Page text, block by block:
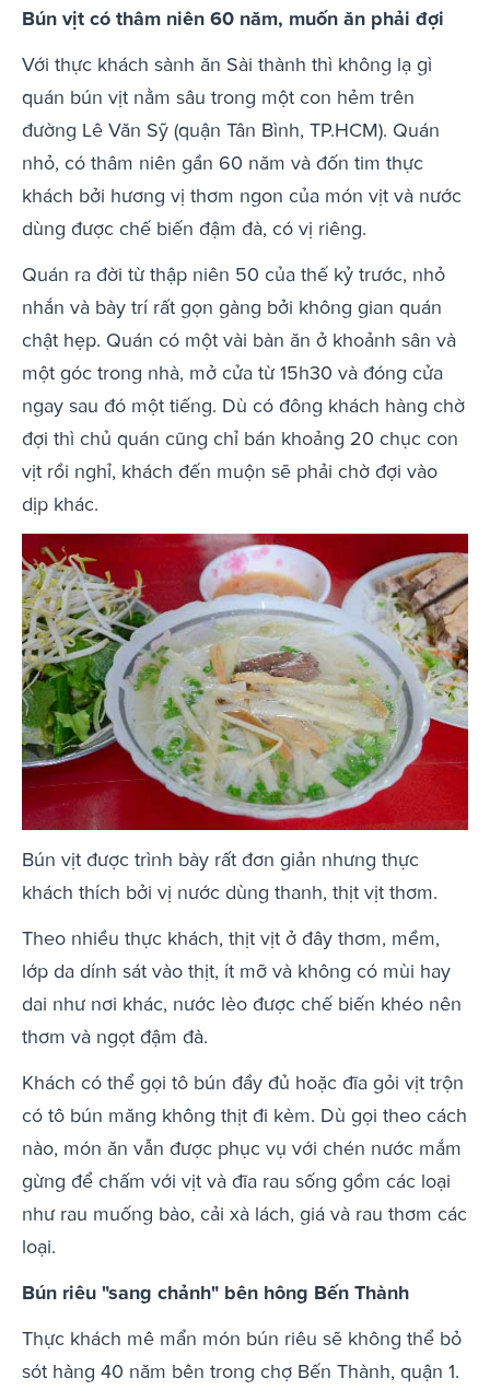
Bún vịt có thâm niên 60 năm, muốn ăn phải đợi
Với thực khách sành ăn Sài thành thì không lạ gì
quán bún vịt nằm sâu trong một con hẻm trên
đường Lê Văn Sỹ (quận Tân Bình, TP.HCM). Quán
nhỏ, có thâm niên gần 60 năm và đốn tim thực
khách bởi hương vị thơm ngon của món vịt và nước
dùng được chế biến đậm đà, có vị riêng.
Quán ra đời từ thập niên 50 của thế kỷ trước, nhỏ
nhắn và bày trí rất gọn gàng bởi không gian quán
chật hẹp. Quán có một vài bàn ăn ở khoảnh sân và
một góc trong nhà, mở cửa từ 15h30 và đóng cửa
ngay sau đó một tiếng. Dù có đông khách hàng chờ
đợi thì chủ quán cũng chỉ bán khoảng 20 chục con
vịt rồi nghỉ, khách đến muộn sẽ phải chờ đợi vào
dịp khác.
Bún vịt được trình bày rất đơn giản nhưng thực
khách thích bởi vị nước dùng thanh, thịt vịt thơm.
Theo nhiều thực khách, thịt vịt ở đây thơm, mềm,
lớp da dính sát vào thịt, ít mỡ và không có mùi hay
dai như nơi khác, nước lèo được chế biến khéo nên
thơm và ngọt đậm đà.
Khách có thể gọi tô bún đầy đủ hoặc đĩa gỏi vịt trộn
có tô bún măng không thịt đi kèm. Dù gọi theo cách
nào, món ăn vẫn được phục vụ với chén nước mắm
gừng để chấm với vịt và đĩa rau sống gồm các loại
như rau muống bào, cải xà lách, giá và rau thơm các
loại.
Bún riêu "sang chảnh" bên hông Bến Thành
Thực khách mê mẩn món bún riêu sẽ không thể bỏ
sót hàng 40 năm bên trong chợ Bến Thành, quận 1.